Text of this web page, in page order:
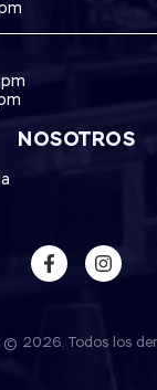
NOSOTROS
2026. Todos los